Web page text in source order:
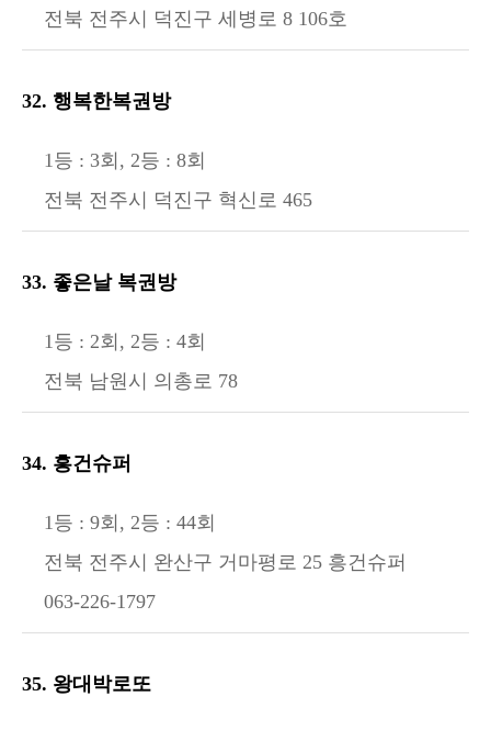
전북 전주시 덕진구 세병로 8 106호
32. 행복한복권방
1등 : 3회, 2등 : 8회
전북 전주시 덕진구 혁신로 465
33. 좋은날 복권방
1등 : 2회, 2등 : 4회
전북 남원시 의총로 78
34. 흥건슈퍼
1등 : 9회, 2등 : 44회
전북 전주시 완산구 거마평로 25 흥건슈퍼
063-226-1797
35. 왕대박로또